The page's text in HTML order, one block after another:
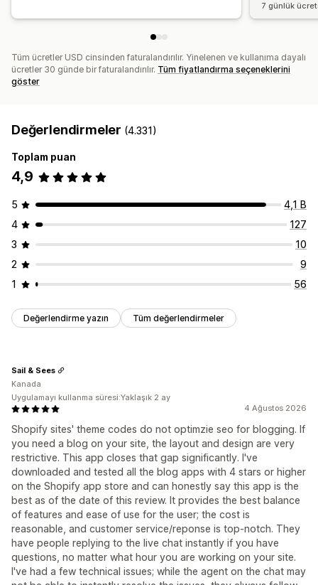
7 günlük
Tüm ücretler USD cinsinden faturalandırılır. Yinelenen ve kullanıma dayalı
ücretler 30 günde bir faturalandırılır. Tüm fiyatlandırma seçeneklerini
göster
Değerlendirmeler (4.331)
Toplam puan
4,9
5
4,1 B
4
127
3
10
2
9
1
56
Değerlendirme yazın Tüm değerlendirmeler
4 Ağustos 2026
Shopify sites' theme codes do not optimzie seo for blogging. If
you need a blog on your site, the layout and design are very
restrictive. This app closes that gap significantly. I've
downloaded and tested all the blog apps with 4 stars or higher
on the Shopify app store and can honestly say this app is the
best as of the date of this review. It provides the best balance
of features and ease of use for the user; the cost is
reasonable, and customer service/reponse is top-notch. They
have people replying to the live chat instantly if you have
questions, no matter what hour you are working on your site.
I've had a few technical issues; while the agent on the chat may
Sail & Sees
Kanada
Uygulamayı kullanma süresi:Yaklaşık 2 ay